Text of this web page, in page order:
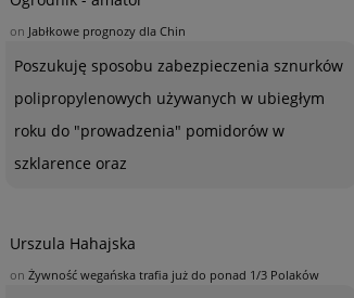
on Jabłkowe prognozy dla Chin
Poszukuję sposobu zabezpieczenia sznurków
polipropylenowych używanych w ubiegłym
roku do "prowadzenia" pomidorów w
szklarence oraz
Urszula Hahajska
on Żywność wegańska trafia już do ponad 1/3 Polaków